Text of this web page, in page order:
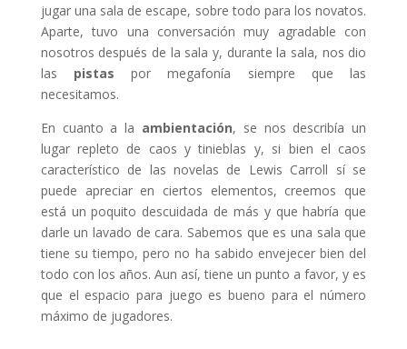
jugar una sala de escape, sobre todo para los novatos.
Aparte, tuvo una conversación muy agradable con
nosotros después de la sala y, durante la sala, nos dio
las pistas por megafonía siempre que las
necesitamos.
En cuanto a la ambientación, se nos describía un
lugar repleto de caos y tinieblas y, si bien el caos
característico de las novelas de Lewis Carroll sí se
puede apreciar en ciertos elementos, creemos que
está un poquito descuidada de más y que habría que
darle un lavado de cara. Sabemos que es una sala que
tiene su tiempo, pero no ha sabido envejecer bien del
todo con los años. Aun así, tiene un punto a favor, y es
que el espacio para juego es bueno para el número
máximo de jugadores.